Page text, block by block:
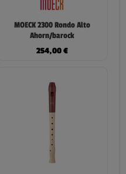
MOECK 2300 Rondo Alto
Ahorn/barock
254,00€